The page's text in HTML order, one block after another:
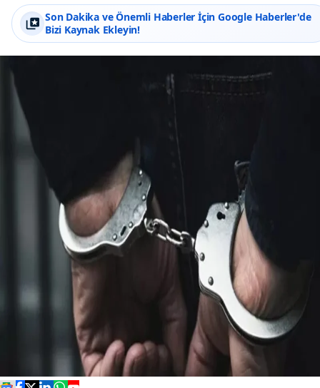
Son Dakika ve Önemli Haberler İçin Google Haberler'de
Bizi Kaynak Ekleyin!